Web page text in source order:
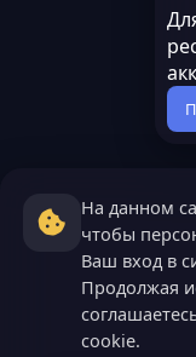
На данном
чтобы
Ваш вход в
Продолжая
cookie.